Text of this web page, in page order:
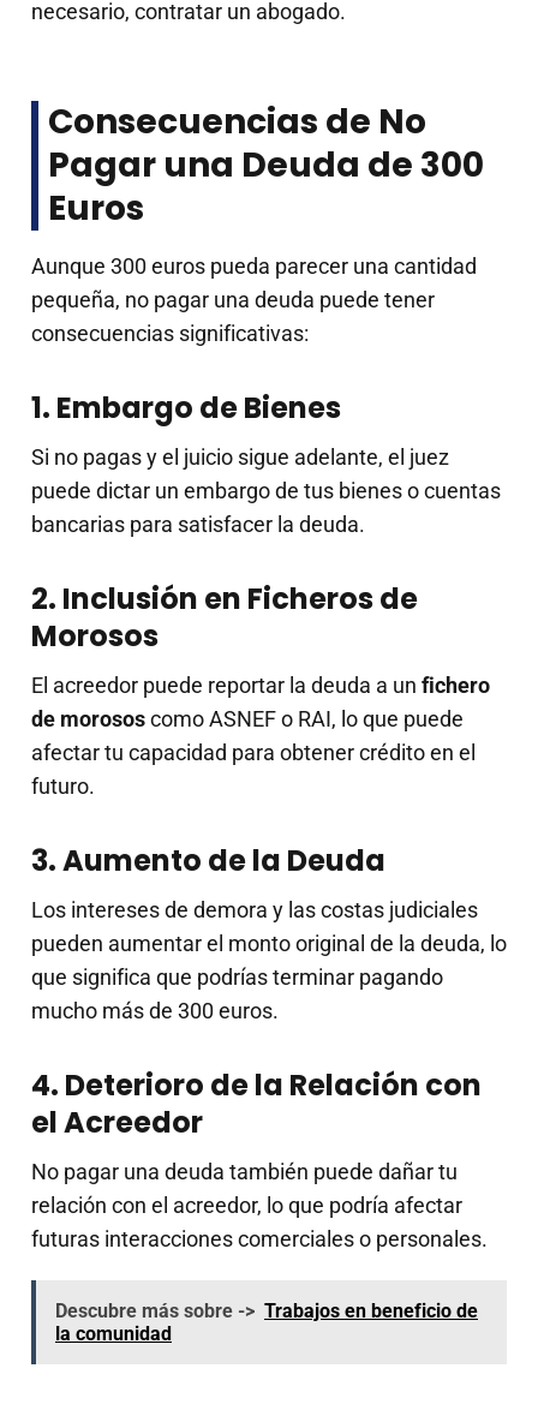
necesario, contratar un abogado.
Consecuencias de No
Pagar una Deuda de 300
Euros
Aunque 300 euros pueda parecer una cantidad
pequeña, no pagar una deuda puede tener
consecuencias significativas:
1. Embargo de Bienes
Si no pagas y el juicio sigue adelante, el juez
puede dictar un embargo de tus bienes o cuentas
bancarias para satisfacer la deuda.
2. Inclusión en Ficheros de
Morosos
El acreedor puede reportar la deuda a un fichero
de morososcomo ASNEF o RAI, lo que puede
afectar tu capacidad para obtener crédito en el
futuro.
3. Aumento de la Deuda
Los intereses de demora y las costas judiciales
pueden aumentar el monto original de la deuda, lo
que significa que podrías terminar pagando
mucho más de 300 euros.
4. Deterioro de la Relación con
el Acreedor
No pagar una deuda también puede dañar tu
relación con el acreedor, lo que podría afectar
futuras interacciones comerciales o personales.
Descubre más sobre -> Trabajos en beneficio de
la comunidad